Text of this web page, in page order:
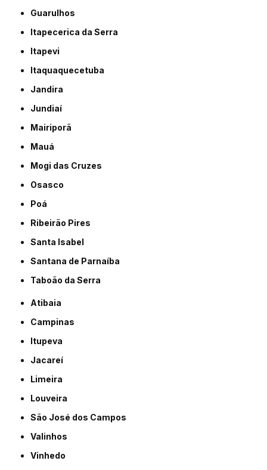
Guarulhos
Itapecerica da Serra
Itapevi
Itaquaquecetuba
Jandira
Jundiaí
Mairiporã
Mauá
Mogi das Cruzes
Osasco
Poá
Ribeirão Pires
Santa Isabel
Santana de Parnaíba
Taboão da Serra
Atibaia
Campinas
Itupeva
Jacareí
Limeira
Louveira
São José dos Campos
Valinhos
Vinhedo